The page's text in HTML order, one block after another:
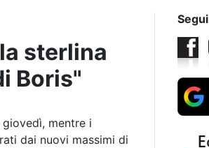
sterlina
Boris"
mentre i
dai nuovi massimi di